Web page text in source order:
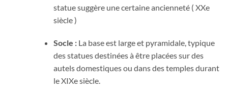
statue suggère une certaine ancienneté ( XXe
siècle )
Socle :La base est large et pyramidale, typique
des statues destinées à être placées sur des
autels domestiques ou dans des temples durant
le XIXe siècle.